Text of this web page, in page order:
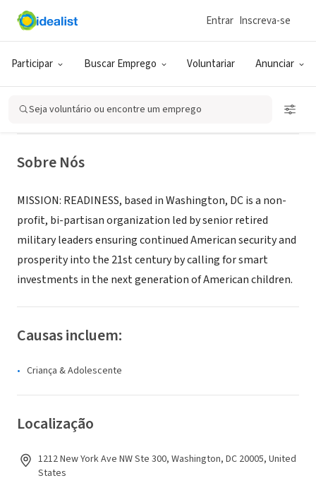
Participar Buscar Emprego Voluntariar Anunciar
Entrar Inscreva-se
Seja voluntário ou encontre um emprego
ONG (SETOR SOCIAL)
Mission: Readiness - Military
Leaders for Kids
Washington, DC|missionreadiness.org
Sobre Nós
MISSION: READINESS, based in Washington, DC is a non-
profit, bi-partisan organization led by senior retired
military leaders ensuring continued American security and
prosperity into the 21st century by calling for smart
investments in the next generation of American children.
Causas incluem:
Criança & Adolescente
Localização
1212 New York Ave NW Ste 300, Washington, DC 20005, United
States